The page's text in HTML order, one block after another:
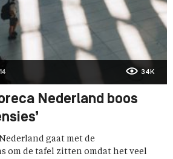
34K
Nederland boos
gaat met de
om de tafel zitten omdat het veel